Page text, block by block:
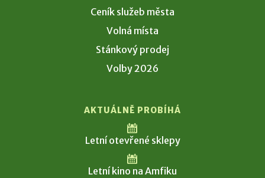
Ceník služeb města
Volná místa
Stánkový prodej
Volby 2026
AKTUÁLNĚ PROBÍHÁ
Letní otevřené sklepy
Letní kino na Amfiku